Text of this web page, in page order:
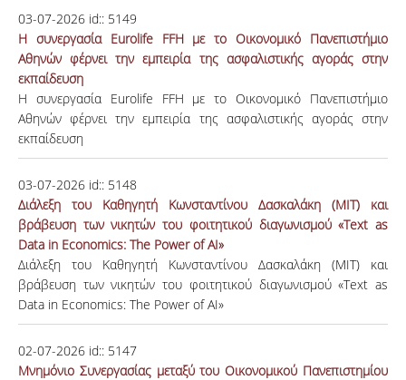
03-07-2026 id:: 5149
Η συνεργασία Eurolife FFH με το Οικονομικό Πανεπιστήμιο
Αθηνών φέρνει την εμπειρία της ασφαλιστικής αγοράς στην
εκπαίδευση
Η συνεργασία Eurolife FFH με το Οικονομικό Πανεπιστήμιο
Αθηνών φέρνει την εμπειρία της ασφαλιστικής αγοράς στην
εκπαίδευση
03-07-2026 id:: 5148
Διάλεξη του Καθηγητή Κωνσταντίνου Δασκαλάκη (MIT) και
βράβευση των νικητών του φοιτητικού διαγωνισμού «Text as
Data in Economics: The Power of AI»
Διάλεξη του Καθηγητή Κωνσταντίνου Δασκαλάκη (MIT) και
βράβευση των νικητών του φοιτητικού διαγωνισμού «Text as
Data in Economics: The Power of AI»
02-07-2026 id:: 5147
Μνημόνιο Συνεργασίας μεταξύ του Οικονομικού Πανεπιστημίου